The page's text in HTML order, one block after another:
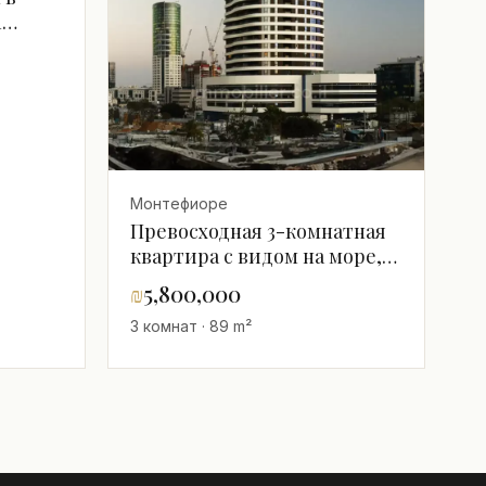
Монтефиоре
Превосходная 3-комнатная
квартира с видом на море,
башня Альфа, Тель-Авив
₪5,800,000
3 комнат · 89 m²